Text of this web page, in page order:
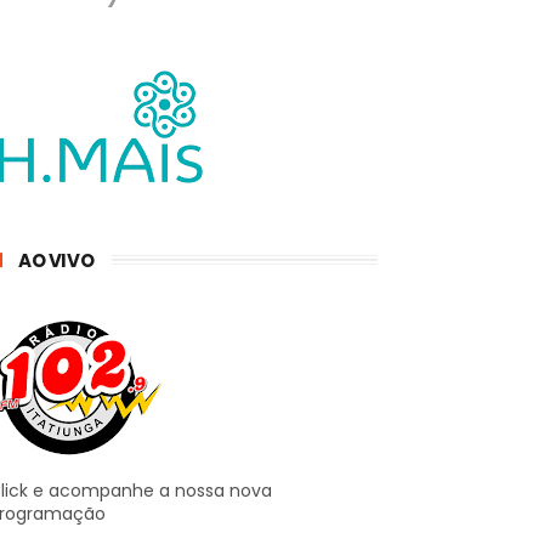
AO VIVO
e acompanhe a nossa nova